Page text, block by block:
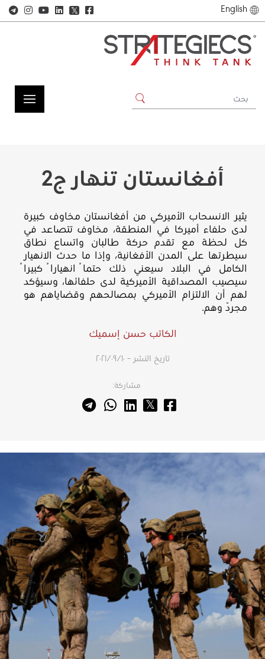
English
𝕏
أفغانستان تنهار ج2
يثير الانسحاب الأميركي من أفغانستان مخاوف كبيرة
لدى حلفاء أميركا في المنطقة، مخاوف تتصاعد في
كل لحظة مع تقدم حركة طالبان واتساع نطاق
سيطرتها على المدن الأفغانية، وإذا ما حدث الانهيار
الكامل في البلاد سيعني ذلك حتماً انهياراً كبيراً
سيصيب المصداقية الأميركية لدى حلفائها، وسيؤكد
لهم أن الالتزام الأميركي بمصالحهم وقضاياهم هو
مجرّد وهم.
الكاتب حسن إسميك
تاريخ النشر – ١٠‏/٠٩‏/٢٠٢١
مشاركة: